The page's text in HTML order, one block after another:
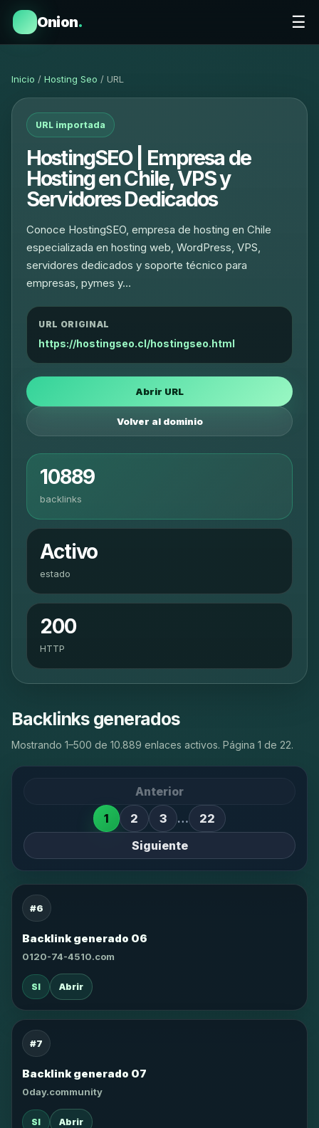
Onion. ☰
Inicio / Hosting Seo / URL
URL importada
HostingSEO | Empresa de
Hosting en Chile, VPS y
Servidores Dedicados
Conoce HostingSEO, empresa de hosting en Chile
especializada en hosting web, WordPress, VPS,
servidores dedicados y soporte técnico para
empresas, pymes y…
URL ORIGINAL
https://hostingseo.cl/hostingseo.html
Abrir URL
Volver al dominio
10889
backlinks
Activo
estado
200
HTTP
Backlinks generados
Mostrando 1–500 de 10.889 enlaces activos. Página 1 de 22.
Anterior
1
2 3 …
22
Siguiente
#6
Backlink generado 06
0120-74-4510.com
SI Abrir
#7
Backlink generado 07
0day.community
SI Abrir